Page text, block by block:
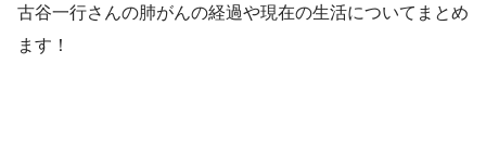
古谷一行さんの肺がんの経過や現在の生活についてまとめ
ます！